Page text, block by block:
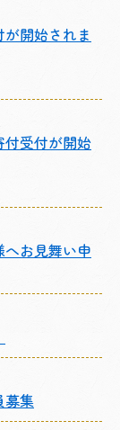
開始されま
受付が開始
お見舞い申
募集